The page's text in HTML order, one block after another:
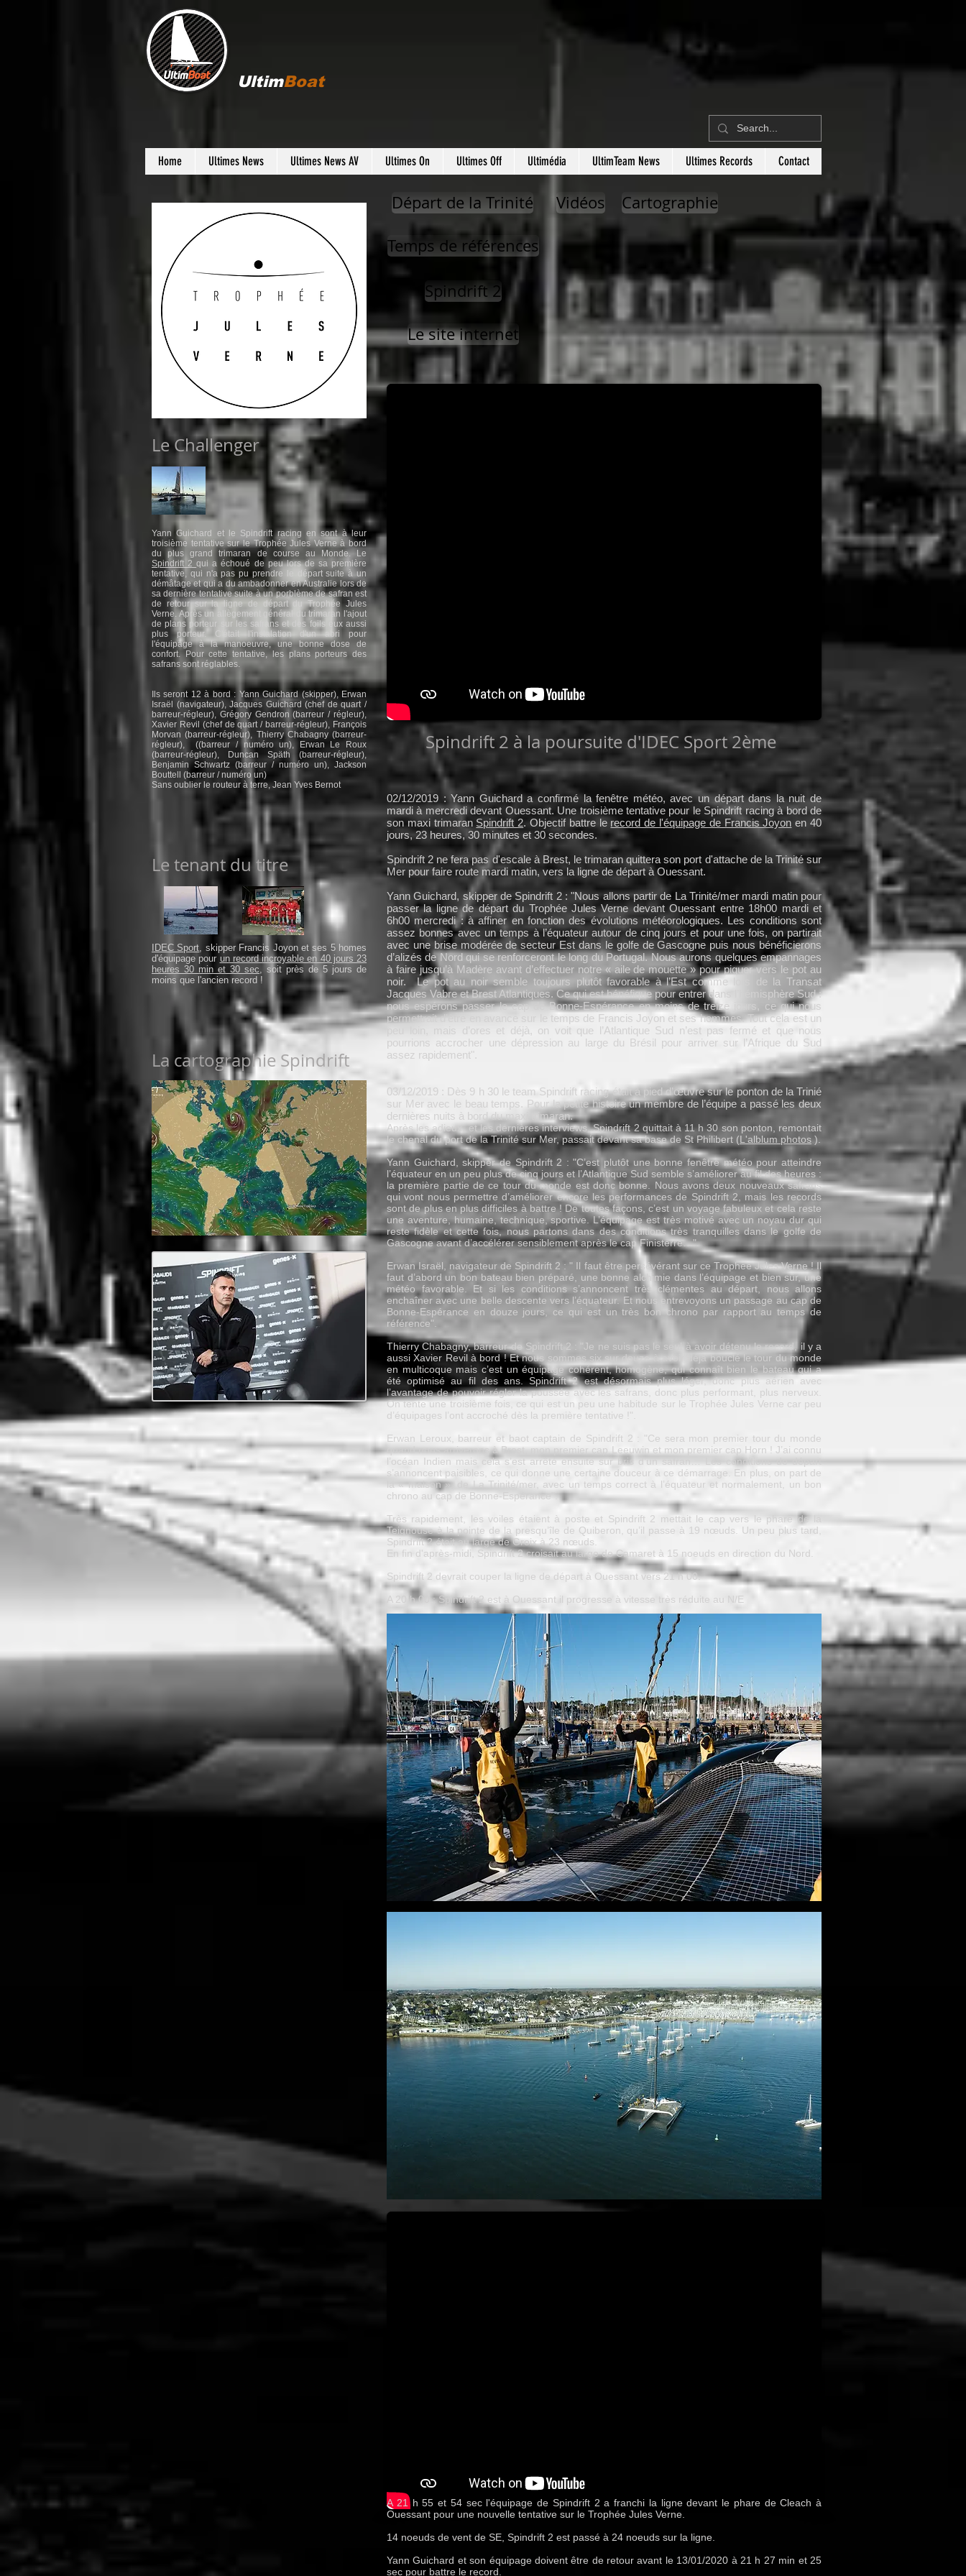
UltimBoat
Home Ultimes News Ultimes News AV Ultimes On Ultimes Off Ultimédia UltimTeam News Ultimes Records Contact
Spindrift 2 à la poursuite d'IDEC Sport 2ème
02/12/2019 : Yann Guichard a confirmé la fenêtre météo, avec un départ dans la nuit de
mardi à mercredi devant Ouessant. Une troisième tentative pour le Spindrift racing à bord de
son maxi trimaran Spindrift 2. Objectif battre le record de l'équipage de Francis Joyon en 40
jours, 23 heures, 30 minutes et 30 secondes.
Spindrift 2 ne fera pas d'escale à Brest, le trimaran quittera son port d'attache de la Trinité sur
Mer pour faire route mardi matin, vers la ligne de départ à Ouessant.
Yann Guichard, skipper de Spindrift 2 : "Nous allons partir de La Trinité/mer mardi matin pour
passer la ligne de départ du Trophée Jules Verne devant Ouessant entre 18h00 mardi et
6h00 mercredi : à affiner en fonction des évolutions météorologiques. Les conditions sont
assez bonnes avec un temps à l’équateur autour de cinq jours et pour une fois, on partirait
avec une brise modérée de secteur Est dans le golfe de Gascogne puis nous bénéficierons
d’alizés de Nord qui se renforceront le long du Portugal. Nous aurons quelques empannages
à faire jusqu’à Madère avant d’effectuer notre « aile de mouette » pour piquer vers le pot au
noir. Le pot au noir semble toujours plutôt favorable à l’Est comme lors de la Transat
Jacques Vabre et Brest Atlantiques. Ce qui est bénéfique pour entrer dans l’hémisphère Sud :
nous espérons passer le cap de Bonne-Espérance en moins de treize jours, ce qui nous
permettrait d’être en avance sur le temps de Francis Joyon et ses hommes. Tout cela est un
peu loin, mais d’ores et déjà, on voit que l’Atlantique Sud n’est pas fermé et que nous
pourrions accrocher une dépression au large du Brésil pour arriver sur l’Afrique du Sud
assez rapidement".
03/12/2019 : Dès 9 h 30 le team Spindrift racing était à pied d’œuvre sur le ponton de la Trinié
sur Mer avec le beau temps. Pour la petite histoire un membre de l’équipe a passé les deux
dernières nuits à bord du maxi trimaran.
Après les adieux, et les dernières interviews, Spindrift 2 quittait à 11 h 30 son ponton, remontait
le chenal du port de la Trinité sur Mer, passait devant sa base de St Philibert (L'alblum photos ).
Yann Guichard, skipper de Spindrift 2 : "C’est plutôt une bonne fenêtre météo pour atteindre
l’équateur en un peu plus de cinq jours et l’Atlantique Sud semble s’améliorer au fil des heures :
la première partie de ce tour du monde est donc bonne. Nous avons deux nouveaux safrans
qui vont nous permettre d’améliorer encore les performances de Spindrift 2, mais les records
sont de plus en plus difficiles à battre ! De toutes façons, c’est un voyage fabuleux et cela reste
une aventure, humaine, technique, sportive. L’équipage est très motivé avec un noyau dur qui
reste fidèle et cette fois, nous partons dans des conditions très tranquilles dans le golfe de
Gascogne avant d’accélérer sensiblement après le cap Finisterre…".
Erwan Israël, navigateur de Spindrift 2 : " Il faut être persévérant sur ce Trophée Jules Verne ! Il
faut d’abord un bon bateau bien préparé, une bonne alchimie dans l’équipage et bien sûr, une
météo favorable. Et si les conditions s’annoncent très clémentes au départ, nous allons
enchaîner avec une belle descente vers l’équateur. Et nous entrevoyons un passage au cap de
Bonne-Espérance en douze jours, ce qui est un très bon chrono par rapport au temps de
référence".
Thierry Chabagny, barreur de Spindrift 2 : "Je ne suis pas le seul à avoir détenu le record, il y a
aussi Xavier Revil à bord ! Et nous sommes six sur douze à avoir déjà bouclé le tour du monde
en multicoque mais c’est un équipage cohérent, homogène, qui connaît bien le bateau qui a
été optimisé au fil des ans. Spindrift 2 est désormais plus léger, donc plus aérien avec
l’avantage de pouvoir régler la poussée avec les safrans, donc plus performant, plus nerveux.
On tente une troisième fois, ce qui est un peu une habitude sur le Trophée Jules Verne car peu
d’équipages l’ont accroché dès la première tentative !".
Erwan Leroux, barreur et baot captain de Spindrift 2 : "Ce sera mon premier tour du monde
quand nous arriverons à Brest, mon premier cap Leeuwin et mon premier cap Horn ! J’ai connu
l’océan Indien mais cela s’est arrêté ensuite sur bris d’un safran… Les conditions de départ
s’annoncent paisibles, ce qui donne une certaine douceur à ce démarrage. En plus, on part de
la « maison », de La Trinité/mer, avec un temps correct à l’équateur et normalement, un bon
chrono au cap de Bonne-Espérance".
Très rapidement, les voiles étaient à poste et Spindrift 2 mettait le cap vers le phare de la
Teignouse à la pointe de la presqu’île de Quiberon, qu’il passe à 19 nœuds. Un peu plus tard,
Spindrift 2 était au large de Groix à 23 nœuds.
En fin d'après-midi, Spindrift 2 croisait au large de Camaret à 15 noeuds en direction du Nord.
Spindrift 2 devrait couper la ligne de départ à Ouessant vers 21 h 00.
A 20 h 00 : Spindrift 2 est à Ouessant il progresse à vitesse très réduite au N/E
Yann Guichard et le Spindrift racing en sont à leur
troisième tentative sur le Trophée Jules Verne à bord
du plus grand trimaran de course au Monde. Le
Spindrift 2qui a échoué de peu lors de sa première
tentative, qui n'a pas pu prendre le départ suite à un
démâtage et qui a du ambadonner en Australie lors de
sa dernière tentative suite à un porblème de safran est
de retour sur la ligne de départ du Trophée Jules
Verne. Après un allègement général du trimaran l'ajout
de plans porteur sur les safrans et des foils eux aussi
plus porteur. C'était l'instalation d'un abri pour
l'équipage à la manoeuvre, une bonne dose de
confort. Pour cette tentative, les plans porteurs des
safrans sont réglables.
Ils seront 12 à bord : Yann Guichard (skipper), Erwan
Israël (navigateur), Jacques Guichard (chef de quart /
barreur-régleur), Grégory Gendron (barreur / régleur),
Xavier Revil (chef de quart / barreur-régleur), François
Morvan (barreur-régleur), Thierry Chabagny (barreur-
régleur), ((barreur / numéro un), Erwan Le Roux
(barreur-régleur), Duncan Späth (barreur-régleur),
Benjamin Schwartz (barreur / numéro un), Jackson
Bouttell (barreur / numéro un)
Sans oublier le routeur à terre, Jean Yves Bernot
IDEC Sport, skipper Francis Joyon et ses 5 homes
d'équipage pour un record incroyable en 40 jours 23
heures 30 min et 30 sec, soit près de 5 jours de
moins que l'ancien record !
Le Challenger
Le tenant du titre
La cartographie Spindrift
Départ de la Trinité Vidéos Cartographie
Temps de références
Spindrift 2
Le site internet
A 21 h 55 et 54 sec l'équipage de Spindrift 2 a franchi la ligne devant le phare de Cleach à
Ouessant pour une nouvelle tentative sur le Trophée Jules Verne.
14 noeuds de vent de SE, Spindrift 2 est passé à 24 noeuds sur la ligne.
Yann Guichard et son équipage doivent être de retour avant le 13/01/2020 à 21 h 27 min et 25
sec pour battre le record.